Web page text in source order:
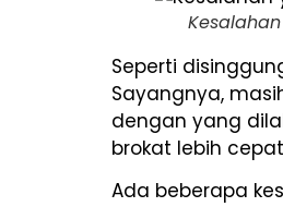
Seperti
Sayangnya,
dengan yang
brokat lebih
Ada beberapa